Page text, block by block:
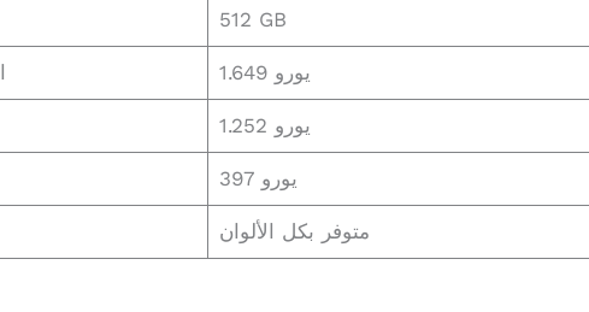
512 GB
1.649 يورو
1.252 يورو
397 يورو
متوفر بكل الألوان